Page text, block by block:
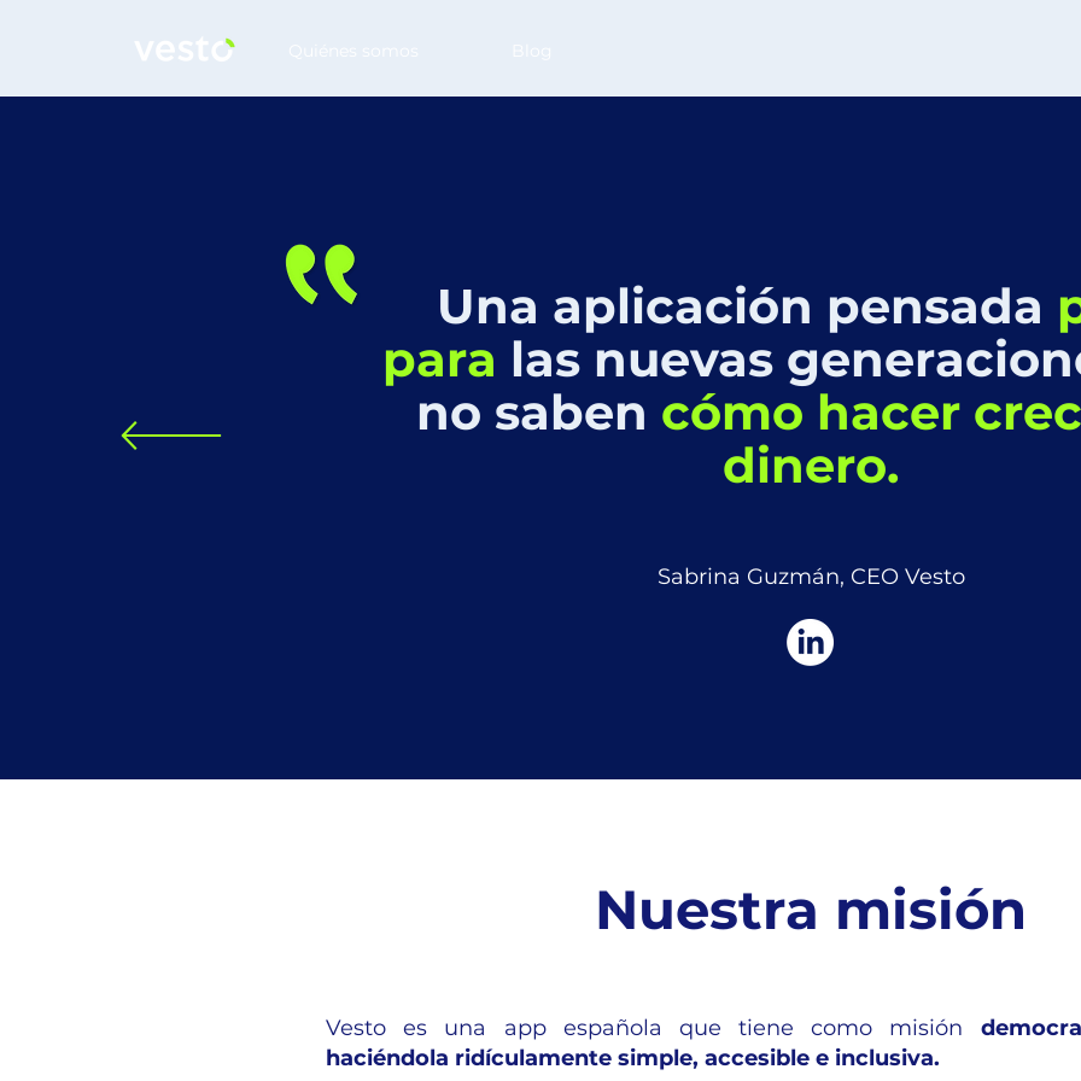
Una aplicación pensada
para las nuevas
no saben cómo hacer
dinero.
Sabrina Guzmán, CEO Vesto
Nuestra misión
Vesto es una app española que tiene como misión
haciéndola ridículamente simple, accesible e inclusiva.